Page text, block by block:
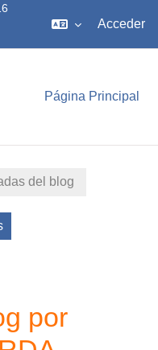
Acceder
Página Principal
del blog
por